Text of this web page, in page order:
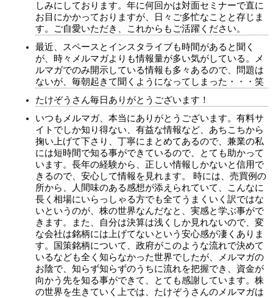
しみにしております。年に何回かは対面セミナーで直に
お目にかかっておりますが、日々ご多忙なことと存じま
す。ご自愛いただき、これからもご活躍ください。
最近、スペースとインスタライブも時間があると聞く
が、時々メルマガよりも情報量が多い気がしている。メ
ルマガでのみ開示している情報も多々あるので、問題は
ないが、毎朝起きて聞くようになってしまった・・・笑
たけぞうさん毎日ありがとうございます！
いつもメルマガ、本当にありがとうございます。有料サ
イトでしか知り得ない、有益な情報など、あちこちから
掬い上げて下さり、丁寧にまとめてあるので、兼業の私
には短時間で知る事ができているので、とても助かって
います。長年の経験から、正しい情報しかないと信用で
きるので、安心して情報を見れます。 時には、売買例の
所から、人間味のある感想が添えられていて、こんなに
長く相場にいらっしゃる方でも全てうまくいく訳ではな
いというのが、株の世界なんだなと、実感と学ぶ事がで
きます。また、自分は決算は浅くしか見れないので、変
な会社は銘柄には上げてないという安心感が凄くありま
す。国策銘柄について、政府がこのような流れで決めて
いるなども全く知らなかった世界でしたが、メルマガの
お陰で、知らず知らずのうちに流れを把握でき、資金が
向かう先を知る事ができて、とても感謝しています。株
の世界を生きていく上では、たけぞうさんのメルマガは